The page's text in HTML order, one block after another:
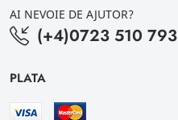
AI NEVOIE DE AJUTOR?
(+4)0723 510 793
PLATA